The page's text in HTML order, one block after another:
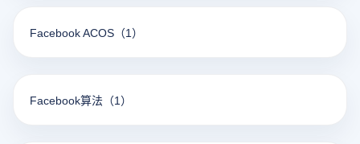
Facebook ACOS （1）
Facebook算法 （1）